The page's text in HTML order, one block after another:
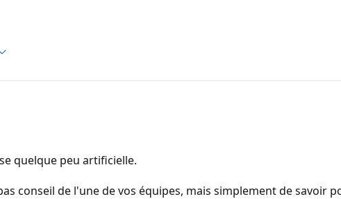
quelque peu artificielle.
conseil de l'une de vos équipes, mais simplement de savoir